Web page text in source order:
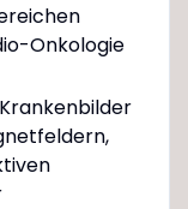
Onkologie